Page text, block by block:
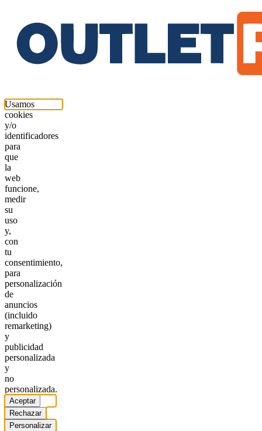
Usamos
cookies
y/o
identificadores
para
que
la
web
funcione,
medir
su
uso
y,
con
tu
consentimiento,
para
personalización
de
anuncios
(incluido
remarketing)
y
publicidad
personalizada
y
no
personalizada.
Aceptar
Rechazar
Personalizar